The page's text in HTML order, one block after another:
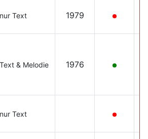
nur Text 1979
Text & Melodie 1976
nur Text